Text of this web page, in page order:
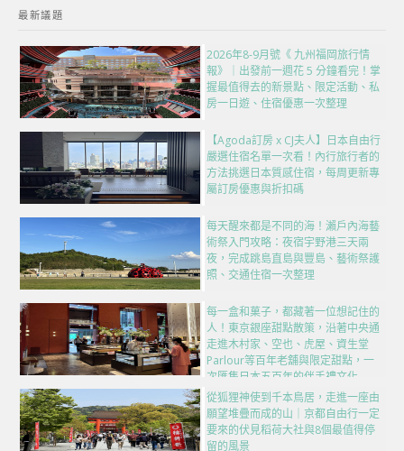
最新議題
2026年8-9月號《 九州福岡旅行情
報》｜出發前一週花 5 分鐘看完！掌
握最值得去的新景點、限定活動、私
房一日遊、住宿優惠一次整理
【Agoda訂房 x CJ夫人】日本自由行
嚴選住宿名單一次看！內行旅行者的
方法挑選日本質感住宿，每周更新專
屬訂房優惠與折扣碼
每天醒來都是不同的海！瀨戶內海藝
術祭入門攻略：夜宿宇野港三天兩
夜，完成跳島直島與豐島、藝術祭護
照、交通住宿一次整理
每一盒和菓子，都藏著一位想記住的
人！東京銀座甜點散策，沿著中央通
走進木村家、空也、虎屋、資生堂
Parlour等百年老舖與限定甜點，一
次匯集日本五百年的伴手禮文化
從狐狸神使到千本鳥居，走進一座由
願望堆疊而成的山｜京都自由行一定
要來的伏見稻荷大社與8個最值得停
留的風景